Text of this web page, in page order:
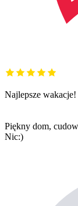
Najlepsze wakacje!
Piękny dom,
Nic:)